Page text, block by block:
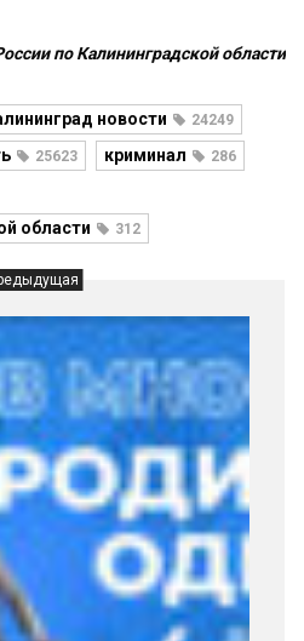
по Калининградской области
новости 24249
25623 криминал 286
области 312